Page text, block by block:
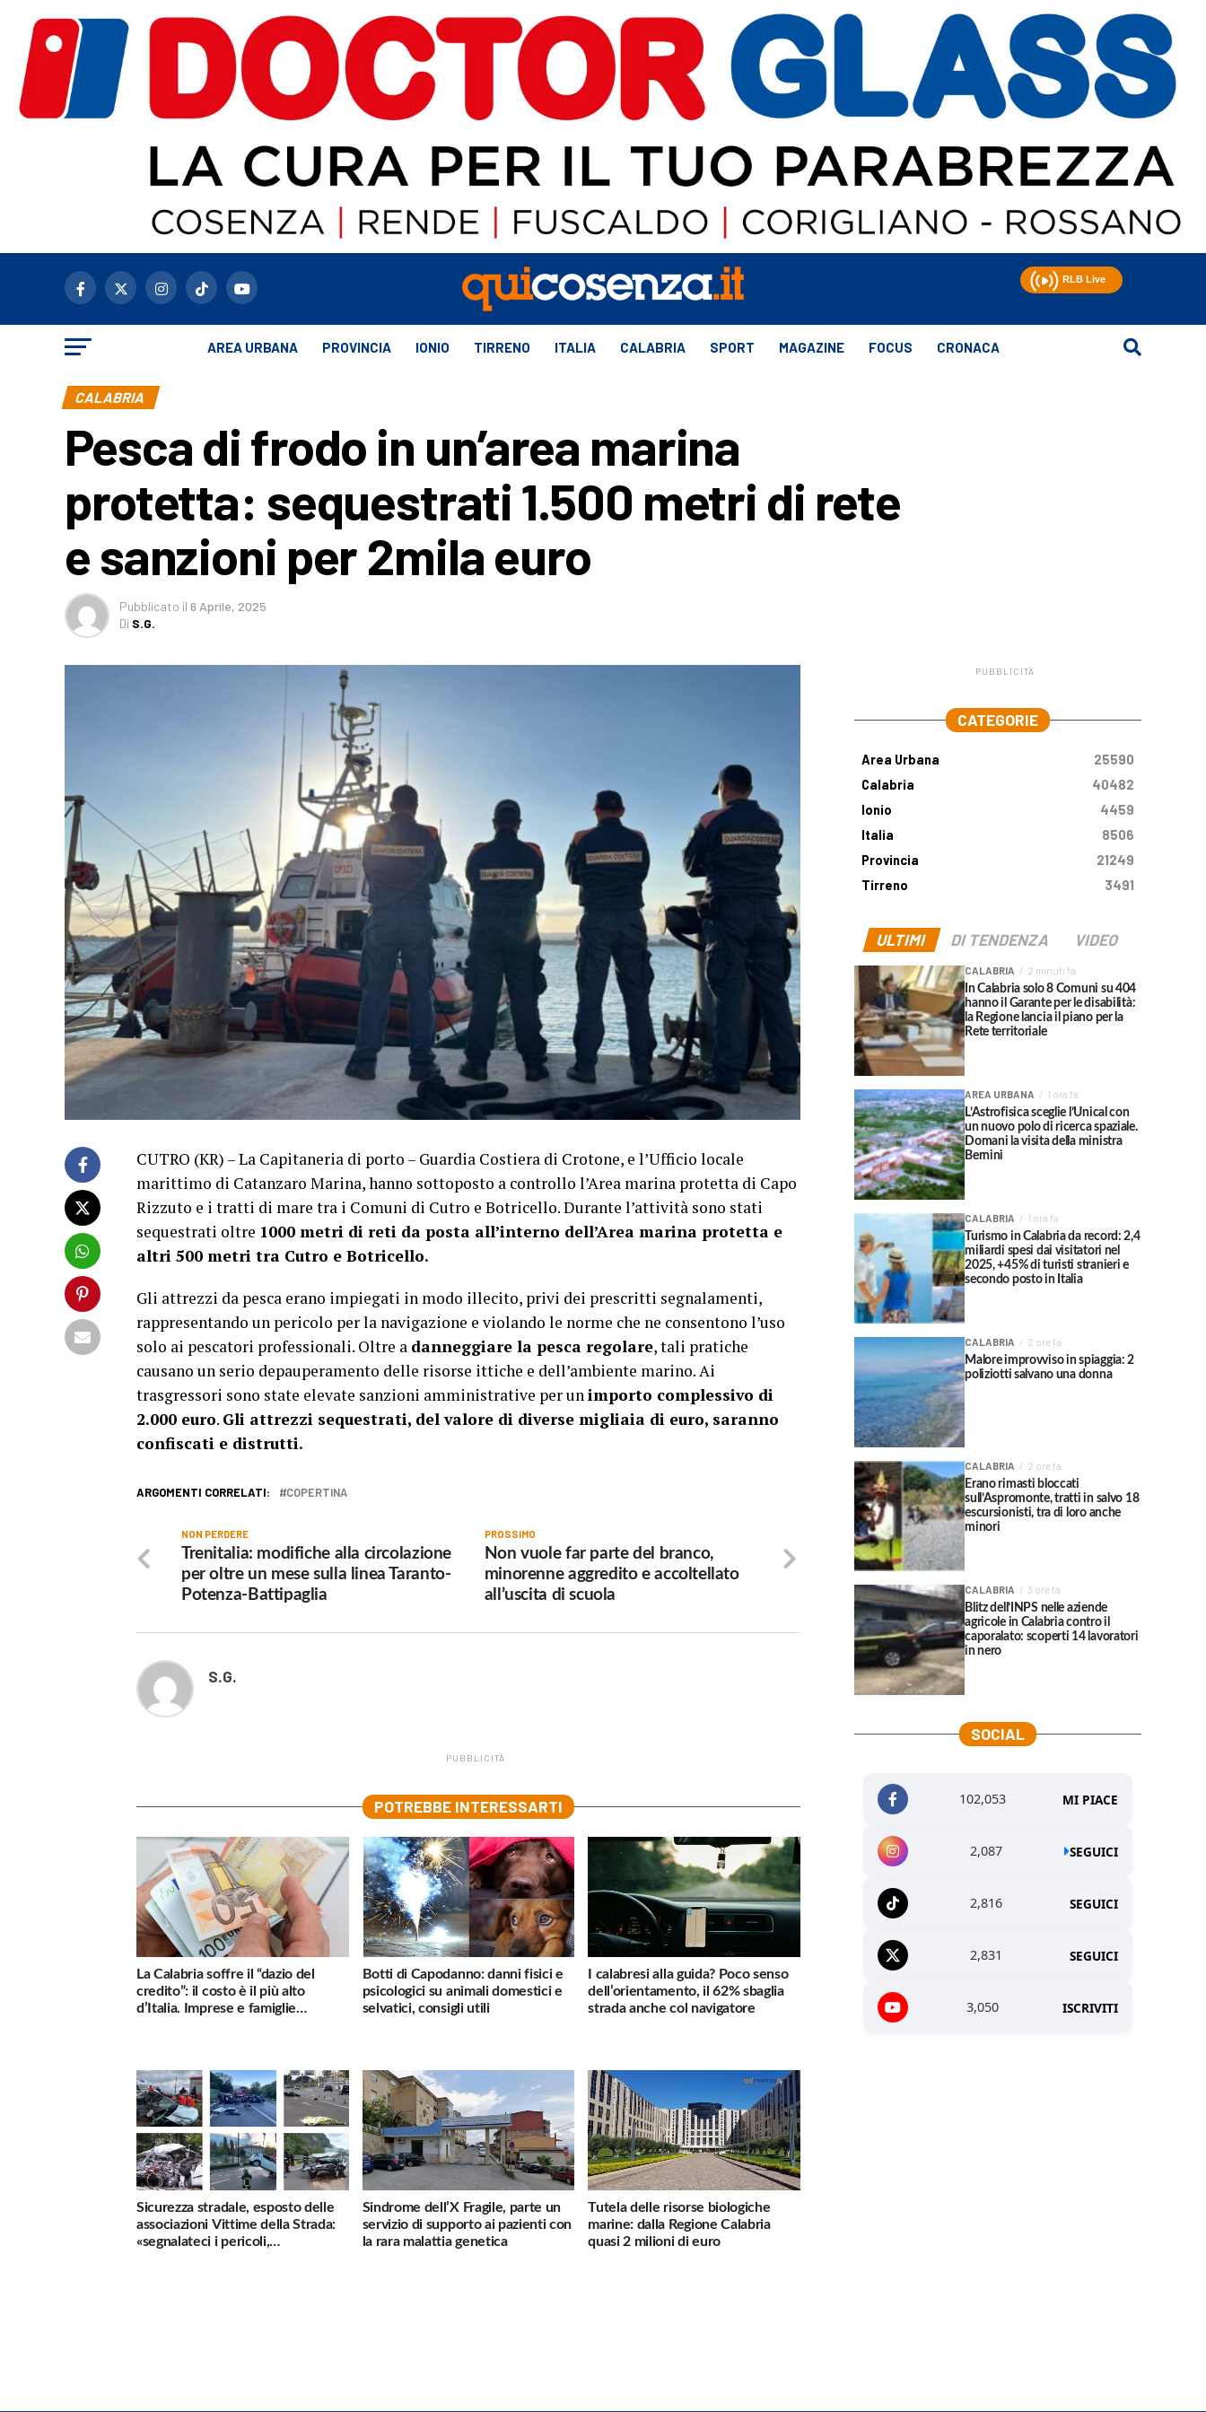
AREA URBANA PROVINCIA IONIO TIRRENO ITALIA CALABRIA SPORT MAGAZINE FOCUS CRONACA
CALABRIA
Pesca di frodo in un’area marina
protetta: sequestrati 1.500 metri di rete
e sanzioni per 2mila euro
Pubblicato il 6 Aprile, 2025
Di S.G.
CUTRO (KR) – La Capitaneria di porto – Guardia Costiera di Crotone, e l’Ufficio locale
marittimo di Catanzaro Marina, hanno sottoposto a controllo l’Area marina protetta di Capo
Rizzuto e i tratti di mare tra i Comuni di Cutro e Botricello. Durante l’attività sono stati
sequestrati oltre 1000 metri di reti da posta all’interno dell’Area marina protetta e
altri 500 metri tra Cutro e Botricello.
Gli attrezzi da pesca erano impiegati in modo illecito, privi dei prescritti segnalamenti,
rappresentando un pericolo per la navigazione e violando le norme che ne consentono l’uso
solo ai pescatori professionali. Oltre a danneggiare la pesca regolare, tali pratiche
causano un serio depauperamento delle risorse ittiche e dell’ambiente marino. Ai
trasgressori sono state elevate sanzioni amministrative per unimporto complessivo di
2.000 euro. Gli attrezzi sequestrati, del valore di diverse migliaia di euro, saranno
confiscati e distrutti.
ARGOMENTI CORRELATI: COPERTINA
PROSSIMO
Non vuole far parte del branco,
minorenne aggredito e accoltellato
all’uscita di scuola
NON PERDERE
Trenitalia: modifiche alla circolazione
per oltre un mese sulla linea Taranto-
Potenza-Battipaglia
S.G.
PUBBLICITÀ
POTREBBE INTERESSARTI
La Calabria soffre il “dazio del
credito”: il costo è il più alto
d’Italia. Imprese e famiglie
Botti di Capodanno: danni fisici e
psicologici su animali domestici e
selvatici, consigli utili
I calabresi alla guida? Poco senso
dell’orientamento, il 62% sbaglia
strada anche col navigatore
Sicurezza stradale, esposto delle
associazioni Vittime della Strada:
«segnalateci i pericoli,
Sindrome dell’X Fragile, parte un
servizio di supporto ai pazienti con
la rara malattia genetica
Tutela delle risorse biologiche
marine: dalla Regione Calabria
quasi 2 milioni di euro
PUBBLICITÀ
CATEGORIE
Area Urbana
25590
Calabria
40482
Ionio
4459
Italia
8506
Provincia
21249
Tirreno
3491
ULTIMI DI TENDENZA VIDEO
CALABRIA 2 minuti fa
In Calabria solo 8 Comuni su 404
hanno il Garante per le disabilità:
la Regione lancia il piano per la
Rete territoriale
AREA URBANA 1 ora fa
L’Astrofisica sceglie l’Unical con
un nuovo polo di ricerca spaziale.
Domani la visita della ministra
Bernini
CALABRIA 1 ora fa
Turismo in Calabria da record: 2,4
miliardi spesi dai visitatori nel
2025, +45% di turisti stranieri e
secondo posto in Italia
CALABRIA 2 ore fa
Malore improvviso in spiaggia: 2
poliziotti salvano una donna
CALABRIA 2 ore fa
Erano rimasti bloccati
sull’Aspromonte, tratti in salvo 18
escursionisti, tra di loro anche
minori
CALABRIA 3 ore fa
Blitz dell’INPS nelle aziende
agricole in Calabria contro il
caporalato: scoperti 14 lavoratori
in nero
SOCIAL
102,053 MI PIACE
2,087 SEGUICI
2,816 SEGUICI
2,831 SEGUICI
3,050 ISCRIVITI